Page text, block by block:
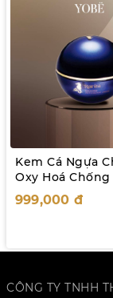
Kem Cá Ngựa
Oxy Hoá Chống
La Rarita
999,000 đ
CÔNG TY TNHH